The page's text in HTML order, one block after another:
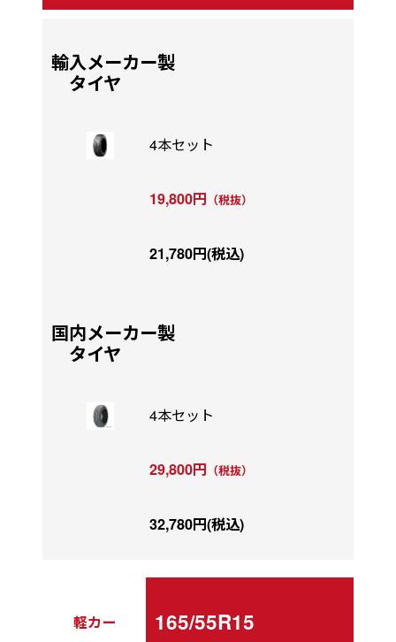
輸入メーカー製
タイヤ
4本セット
19,800円 （税抜）
21,780円(税込)
国内メーカー製
タイヤ
4本セット
29,800円 （税抜）
32,780円(税込)
軽カー 165/55R15